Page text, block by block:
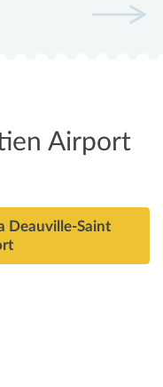
Airport
Deauville-Saint